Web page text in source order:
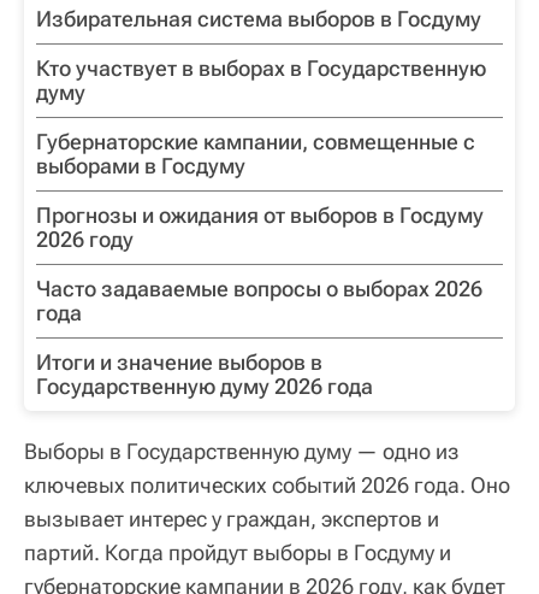
Избирательная система выборов в Госдуму
Кто участвует в выборах в Государственную
думу
Губернаторские кампании, совмещенные с
выборами в Госдуму
Прогнозы и ожидания от выборов в Госдуму
2026 году
Часто задаваемые вопросы о выборах 2026
года
Итоги и значение выборов в
Государственную думу 2026 года
Выборы в Государственную думу — одно из
ключевых политических событий 2026 года. Оно
вызывает интерес у граждан, экспертов и
партий. Когда пройдут выборы в Госдуму и
губернаторские кампании в 2026 году, как будет